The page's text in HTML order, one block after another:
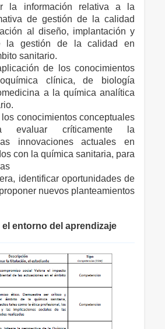
la información relativa a la
de gestión de la calidad
al diseño, implantación y
la gestión de la calidad en
sanitario.
de los conocimientos
clínica, de biología
a la química analítica
conocimientos conceptuales
evaluar críticamente la
innovaciones actuales en
con la química sanitaria, para
identificar oportunidades de
nuevos planteamientos
entorno del aprendizaje